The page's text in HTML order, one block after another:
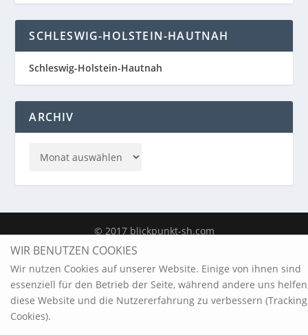
SCHLESWIG-HOLSTEIN-HAUTNAH
Schleswig-Holstein-Hautnah
ARCHIV
© 2017 blickpunkt-sh.com
Impressum
Haftungsausschluss / Datenschutzerklärung
WIR BENUTZEN COOKIES
Wir nutzen Cookies auf unserer Website. Einige von ihnen sind
essenziell für den Betrieb der Seite, während andere uns
diese Website und die Nutzererfahrung zu verbessern (Tracking
Cookies).